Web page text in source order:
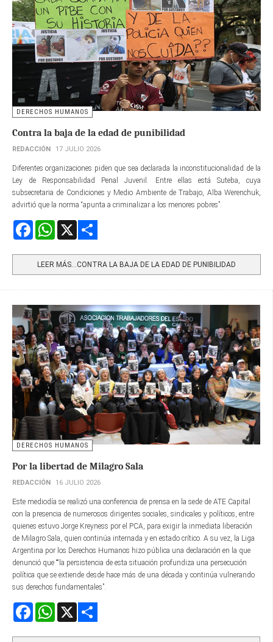
DERECHOS HUMANOS
Contra la baja de la edad de punibilidad
REDACCIÓN 17 JULIO 2026
Diferentes organizaciones piden que sea declarada la inconstitucionalidad de la
Ley de Responsabilidad Penal Juvenil. Entre ellas está Suteba, cuya
subsecretaria de Condiciones y Medio Ambiente de Trabajo, Alba Werenchuk,
advirtió que la norma “apunta a criminalizar a los menores pobres”.
FacebookWhatsApp
LEER MÁS…CONTRA LA BAJA DE LA EDAD DE PUNIBILIDAD
DERECHOS HUMANOS
Por la libertad de Milagro Sala
REDACCIÓN 16 JULIO 2026
Este mediodía se realizó una conferencia de prensa en la sede de ATE Capital
con la presencia de numerosos dirigentes sociales, sindicales y políticos, entre
quienes estuvo Jorge Kreyness por el PCA, para exigir la inmediata liberación
de Milagro Sala, quien continúa internada y en estado crítico. A su vez, la Liga
Argentina por los Derechos Humanos hizo pública una declaración en la que
denunció que ““la persistencia de esta situación profundiza una persecución
política que se extiende desde hace más de una década y continúa vulnerando
sus derechos fundamentales”.
FacebookWhatsApp